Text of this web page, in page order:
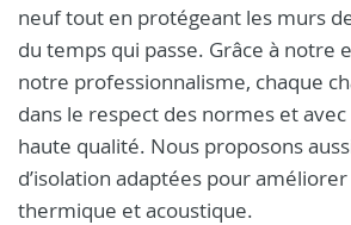
neuf tout en protégeant les murs
du temps qui passe. Grâce à notre
notre professionnalisme, chaque
dans le respect des normes et
haute qualité. Nous proposons
d’isolation adaptées pour
thermique et acoustique.